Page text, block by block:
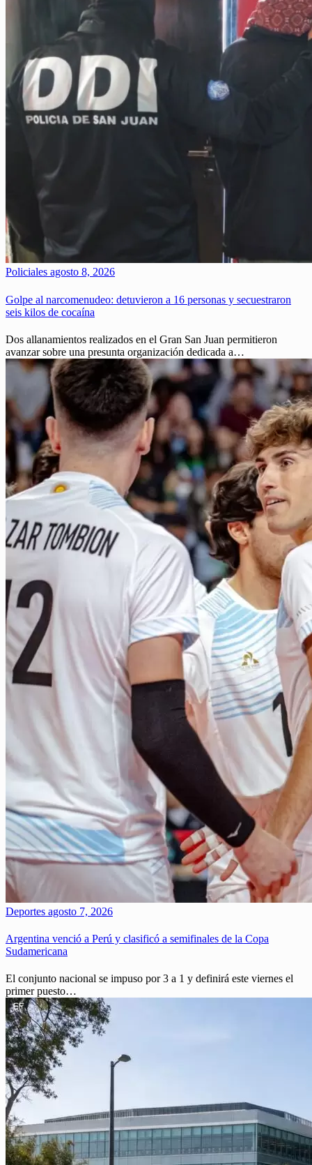
Policiales agosto 8, 2026
Golpe al narcomenudeo: detuvieron a 16 personas y secuestraron
seis kilos de cocaína
Dos allanamientos realizados en el Gran San Juan permitieron
avanzar sobre una presunta organización dedicada a…
Deportes agosto 7, 2026
Argentina venció a Perú y clasificó a semifinales de la Copa
Sudamericana
El conjunto nacional se impuso por 3 a 1 y definirá este viernes el
primer puesto…